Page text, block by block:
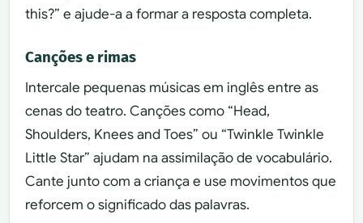
this?” e ajude-a a formar a resposta completa.
Canções e rimas
Intercale pequenas músicas em inglês entre as
cenas do teatro. Canções como “Head,
Shoulders, Knees and Toes” ou “Twinkle Twinkle
Little Star” ajudam na assimilação de vocabulário.
Cante junto com a criança e use movimentos que
reforcem o significado das palavras.